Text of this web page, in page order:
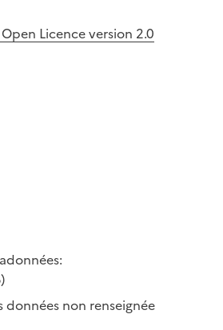
Licence version 2.0
non renseignée